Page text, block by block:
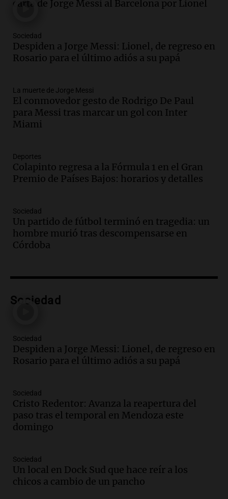
según San Ignacio de Loyola
Audio. Tormentas y filtraciones: "El
agua entra por donde menos
Episodios
Audio.Nahuel Pennisi y la huella de
Mercedes Sosa: "La emoción es el filtro
máximo".
Audio.Orellana Lucca celebró su peña
de folclore en Córdoba
Episodios
Audio.Trágico accidente en Mendoza:
un muerto y varios heridos tras caída de
vehículos desde un puente
Episodios
y cinco heridos tras caer dos autos desde
Episodios
Audio.Messi llegará esta noche a
Rosario para acompañar a su familia
Episodios
Audio.Ley de Propiedad Privada: el revés
en el Congreso expuso una debilidad
comunicacional del Gobierno
Episodios
Audio.Casabindo se prepara para una
celebración única: 30.000 turistas y el
carta de Jorge Messi al Barcelona por Lionel
Sociedad
Despiden a Jorge Messi: Lionel, de regreso en
Rosario para el último adiós a su papá
La muerte de Jorge Messi
El conmovedor gesto de Rodrigo De Paul
para Messi tras marcar un gol con Inter
Miami
Deportes
Colapinto regresa a la Fórmula 1 en el Gran
Premio de Países Bajos: horarios y detalles
Sociedad
Un partido de fútbol terminó en tragedia: un
hombre murió tras descompensarse en
Córdoba
Sociedad
Sociedad
Despiden a Jorge Messi: Lionel, de regreso en
Rosario para el último adiós a su papá
Sociedad
Cristo Redentor: Avanza la reapertura del
paso tras el temporal en Mendoza este
domingo
Sociedad
Un local en Dock Sud que hace reír a los
chicos a cambio de un pancho